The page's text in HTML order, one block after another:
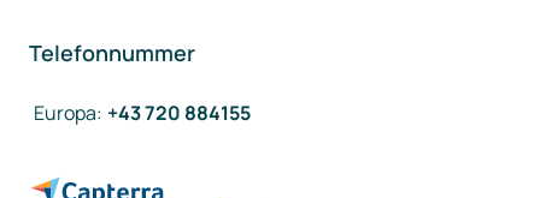
Telefonnummer
Europa: +43 720 884155